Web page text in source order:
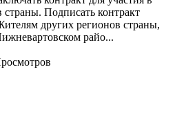
Подписать контракт
других регионов страны,
райо...